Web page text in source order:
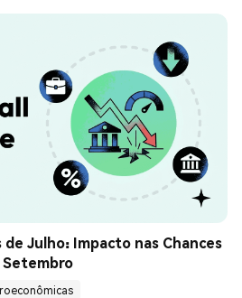
Julho: Impacto nas Chances
Setembro